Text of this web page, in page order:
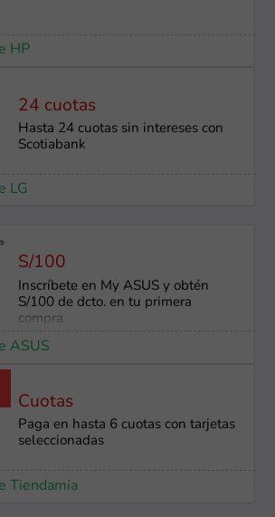
HP
24 cuotas
Hasta 24 cuotas sin intereses con
Scotiabank
LG
S/100
Inscríbete en My ASUS y obtén
S/100 de dcto. en tu primera
compra
ASUS
Cuotas
Paga en hasta 6 cuotas con tarjetas
seleccionadas
Tiendamia